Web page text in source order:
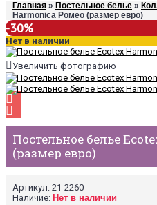
Главная » Постельное белье »
Harmonica Ромео (размер евро)
-30%
Нет в наличии
Увеличить фотографию
Постельное белье
(размер евро)
Артикул: 21-2260
Наличие: Нет в наличии